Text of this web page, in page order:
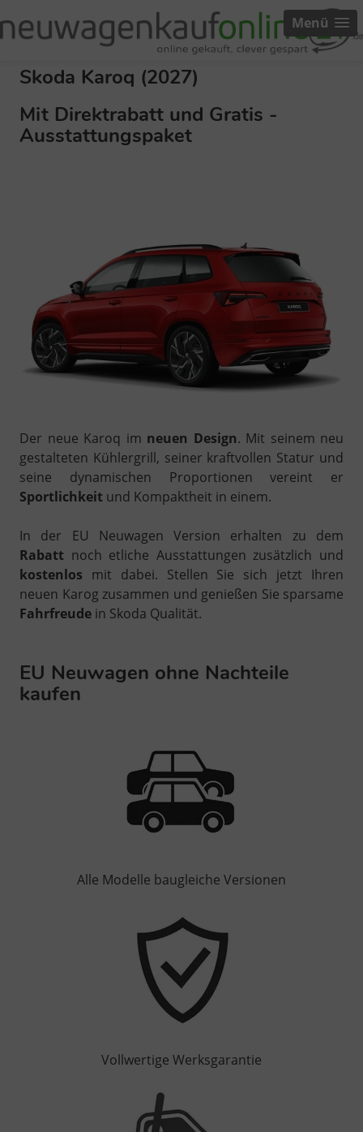
Menü
Skoda Karoq (2027)
Mit Direktrabatt und Gratis -
Ausstattungspaket
Der neue Karoq im neuen Design. Mit seinem neu
gestalteten Kühlergrill, seiner kraftvollen Statur und
seine dynamischen Proportionen vereint er
Sportlichkeit und Kompaktheit in einem.
In der EU Neuwagen Version erhalten zu dem
Rabatt noch etliche Ausstattungen zusätzlich und
kostenlos mit dabei. Stellen Sie sich jetzt Ihren
neuen Karog zusammen und genießen Sie sparsame
Fahrfreude in Skoda Qualität.
EU Neuwagen ohne Nachteile
kaufen
Alle Modelle baugleiche Versionen
Vollwertige Werksgarantie